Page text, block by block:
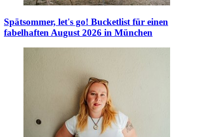
Spätsommer, let's go! Bucketlist für einen
fabelhaften August 2026 in München